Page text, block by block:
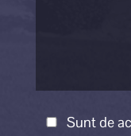
Sunt de